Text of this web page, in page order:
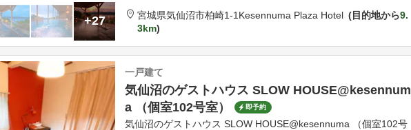
+27
宮城県気仙沼市柏崎1-1 Kesennuma Plaza Hotel 目的地から9.
3km
一戸建て
気仙沼のゲストハウス SLOW HOUSE@kesennum
a （個室102号室）
即予約
気仙沼のゲストハウス SLOW HOUSE@kesennuma （個室102号